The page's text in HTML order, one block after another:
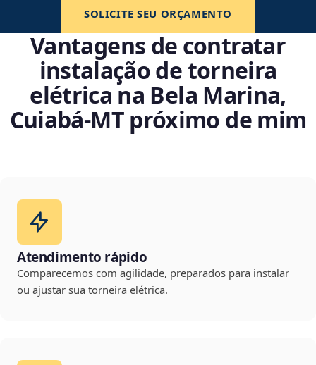
SOLICITE SEU ORÇAMENTO
Vantagens de contratar
instalação de torneira
elétrica na Bela Marina,
Cuiabá‑MT próximo de mim
Atendimento rápido
Comparecemos com agilidade, preparados para instalar
ou ajustar sua torneira elétrica.